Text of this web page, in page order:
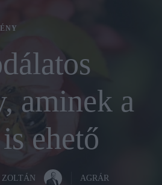
aminek a
ehető
ZOLTÁN AGRÁR